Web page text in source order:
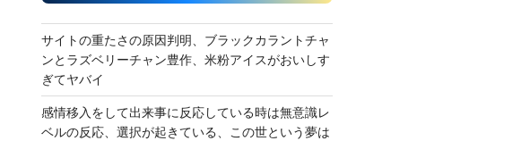
サイトの重たさの原因判明、ブラックカラントチャ
ンとラズベリーチャン豊作、米粉アイスがおいしす
ぎてヤバイ
感情移入をして出来事に反応している時は無意識レ
ベルの反応、選択が起きている、この世という夢は